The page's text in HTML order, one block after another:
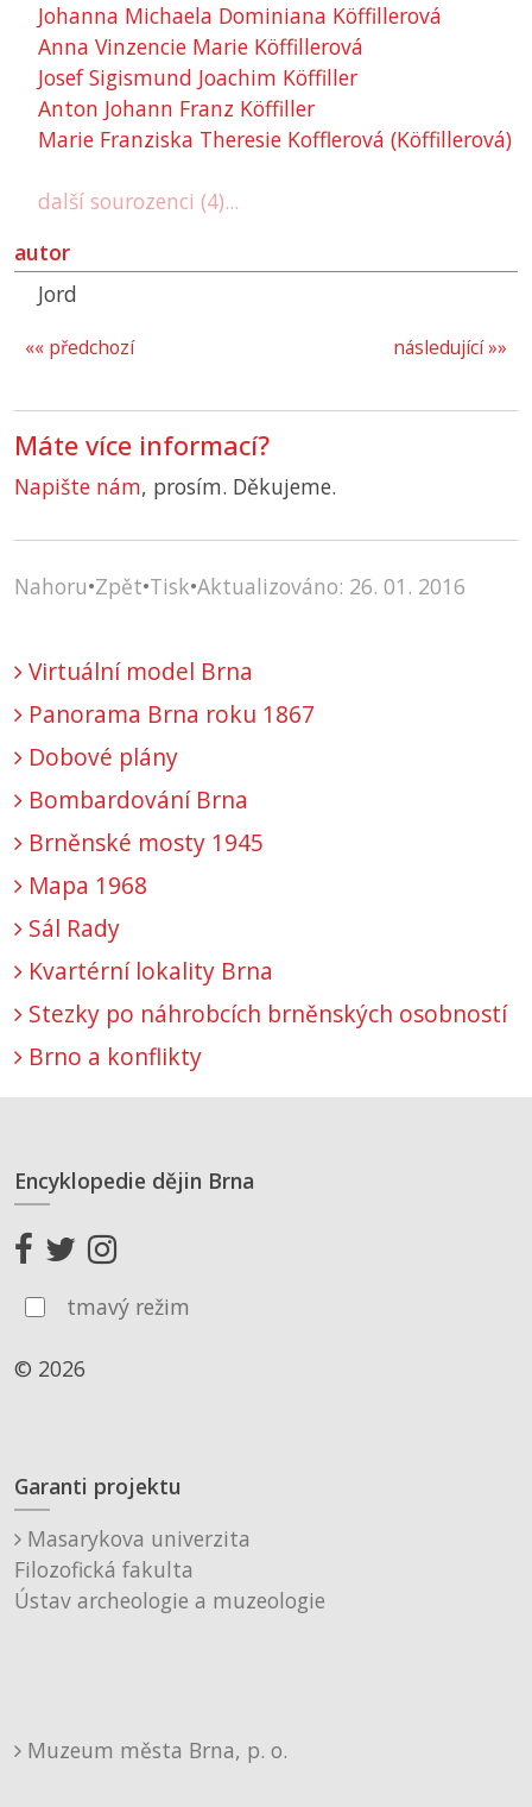
Johanna Michaela Dominiana Köffillerová
Anna Vinzencie Marie Köffillerová
Josef Sigismund Joachim Köffiller
Anton Johann Franz Köffiller
Marie Franziska Theresie Kofflerová (Köffillerová)
další sourozenci (4)...
autor
Jord
následující »»
«« předchozí
Máte více informací?
Napište nám, prosím. Děkujeme.
Nahoru•Zpět•Tisk•Aktualizováno: 26. 01. 2016
Virtuální model Brna
Panorama Brna roku 1867
Dobové plány
Bombardování Brna
Brněnské mosty 1945
Mapa 1968
Sál Rady
Kvartérní lokality Brna
Stezky po náhrobcích brněnských osobností
Brno a konflikty
Encyklopedie dějin Brna
tmavý režim
© 2026
Garanti projektu
Masarykova univerzita
Filozofická fakulta
Ústav archeologie a muzeologie
Muzeum města Brna, p. o.